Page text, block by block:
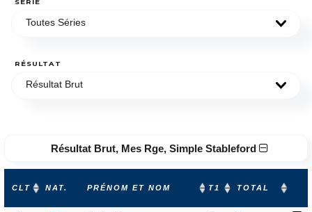
SÉRIE
Toutes Séries
RÉSULTAT
Résultat Brut
Résultat Brut, Mes Rge, Simple Stableford
CLT NAT. PRÉNOM ET NOM T1 TOTAL